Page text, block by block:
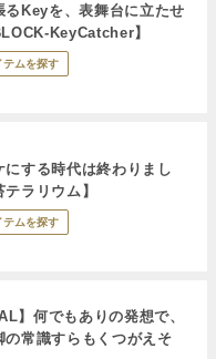
るKeyを、表舞台に立たせ
KeyCatcher】
テムを探す
にする時代は終わりまし
ラリウム】
テムを探す
】何でもありの発想で、
の常識すらもくつがえそ